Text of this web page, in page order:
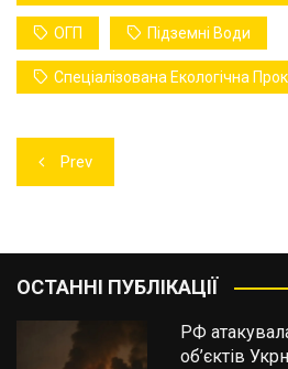
ОГП Підземні Води
Спеціалізована Екологічна
Навігація
записів
Prev
ОСТАННІ ПУБЛІКАЦІЇ
РФ
об’єктів